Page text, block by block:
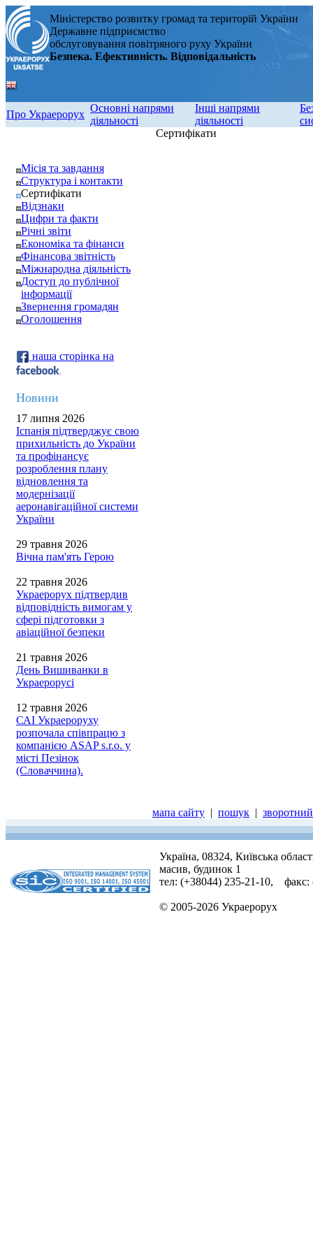
Міністерство розвитку громад та територій України
Державне підприємство
обслуговування повітряного руху України
Безпека. Ефективність. Відповідальність
Про Украерорух
Основні напрями
діяльності
Інші напрями
діяльності
Місія та завдання
Структура і контакти
Сертифікати
Відзнаки
Цифри та факти
Річні звіти
Економіка та фінанси
Фінансова звітність
Міжнародна діяльність
Доступ до публічної
інформації
Звернення громадян
Оголошення
наша сторінка на
Новини
17 липня 2026
Іспанія підтверджує свою
прихильність до України
та профінансує
розроблення плану
відновлення та
модернізації
аеронавігаційної системи
України
29 травня 2026
Вічна пам'ять Герою
22 травня 2026
Украерорух підтвердив
відповідність вимогам у
сфері підготовки з
авіаційної безпеки
21 травня 2026
День Вишиванки в
Украерорусі
12 травня 2026
САІ Украероруху
розпочала співпрацю з
компанією ASAP s.r.o. у
місті Пезінок
(Словаччина).
Сертифікати
мапа сайту | пошук |
Україна, 08324, Київська
масив, будинок 1
тел: (+38044) 235-21-10, факс:
© 2005-2026 Украерорух